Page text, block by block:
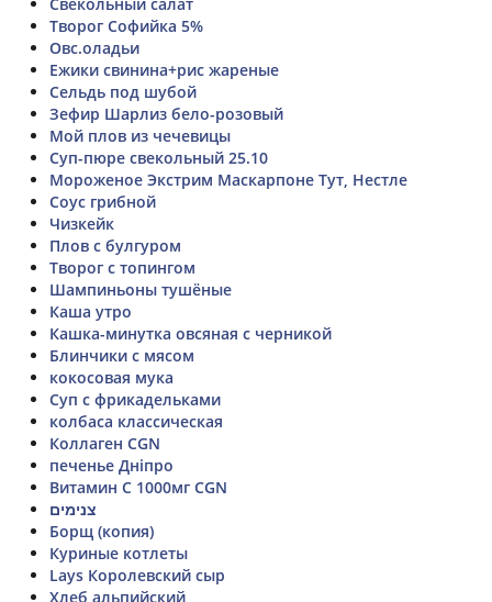
Творог Софийка 5%
Овс.оладьи
Ежики свинина+рис жареные
Сельдь под шубой
Зефир Шарлиз бело-розовый
Мой плов из чечевицы
Суп-пюре свекольный 25.10
Мороженое Экстрим Маскарпоне Тут, Нестле
Соус грибной
Чизкейк
Плов с булгуром
Творог с топингом
Шампиньоны тушёные
Каша утро
Кашка-минутка овсяная с черникой
Блинчики с мясом
кокосовая мука
Суп с фрикадельками
колбаса классическая
Коллаген CGN
печенье Дніпро
Витамин С 1000мг CGN
צנימים
Борщ (копия)
Куриные котлеты
Lays Королевский сыр
Хлеб альпийский